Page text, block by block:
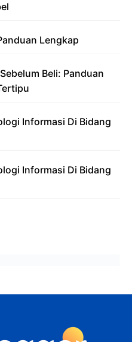
Lengkap
Beli: Panduan
Informasi Di Bidang
Informasi Di Bidang